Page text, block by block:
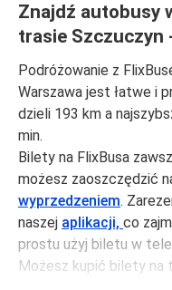
Znajdź autobusy
trasie Szczuczyn
Podróżowanie z
Warszawa jest łatwe i
dzieli 193 km a
min.
Bilety na FlixBusa
możesz zaoszczędzić
wyprzedzeniem.
naszej aplikacji, co
prostu użyj biletu w
Możesz kupić bilety na